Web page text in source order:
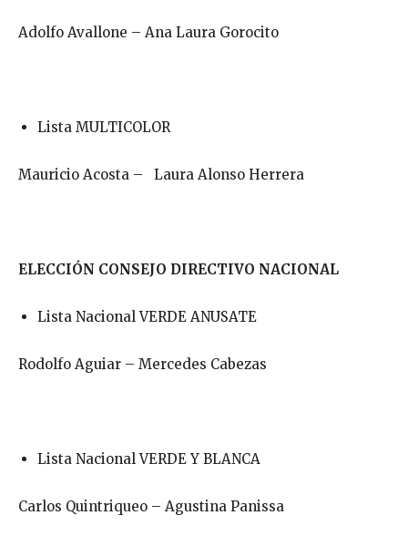
Adolfo Avallone – Ana Laura Gorocito
Lista MULTICOLOR
Mauricio Acosta – Laura Alonso Herrera
ELECCIÓN CONSEJO DIRECTIVO NACIONAL
Lista Nacional VERDE ANUSATE
Rodolfo Aguiar – Mercedes Cabezas
Lista Nacional VERDE Y BLANCA
Carlos Quintriqueo – Agustina Panissa